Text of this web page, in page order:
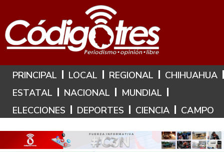
Hoy es: 9 de Agosto de 2026
PRINCIPAL LOCAL REGIONAL
CHIHUAHUA
ESTATAL
NACIONAL
MUNDIAL
ELECCIONES
DEPORTES CIENCIA CAMPO